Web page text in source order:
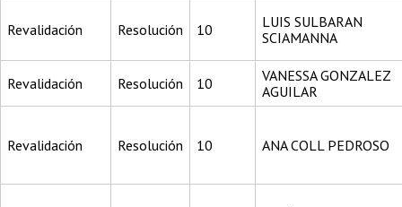
Revalidación Resolución 10
LUIS SULBARAN
SCIAMANNA
Revalidación Resolución 10
VANESSA GONZALEZ
AGUILAR
Revalidación Resolución 10 ANA COLL PEDROSO